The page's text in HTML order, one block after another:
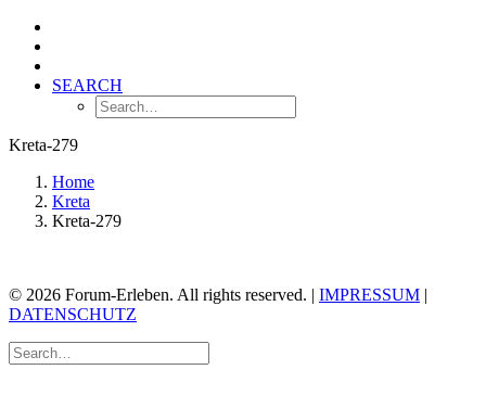
SEARCH
Kreta-279
Home
Kreta
Kreta-279
© 2026 Forum-Erleben. All rights reserved. | IMPRESSUM |
DATENSCHUTZ